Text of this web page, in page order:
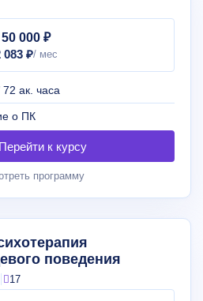
50 000 ₽
083 ₽
ак. часа
о ПК
программу
поведения
17